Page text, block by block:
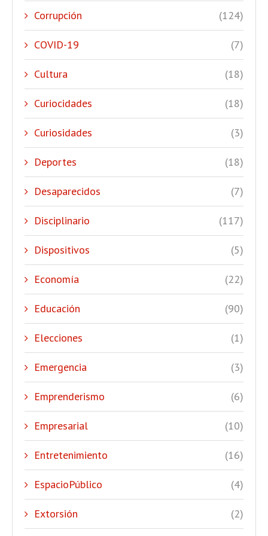
Corrupción (124)
COVID-19 (7)
Cultura (18)
Curiocidades (18)
Curiosidades (3)
Deportes (18)
Desaparecidos (7)
Disciplinario (117)
Dispositivos (5)
Economía (22)
Educación (90)
Elecciones (1)
Emergencia (3)
Emprenderismo (6)
Empresarial (10)
Entretenimiento (16)
EspacioPúblico (4)
Extorsión (2)